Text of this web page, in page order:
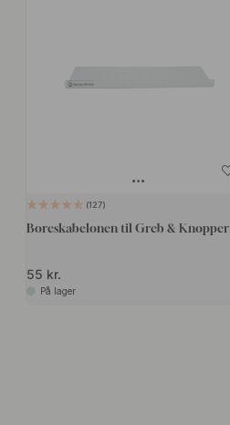
127
Boreskabelonen til Greb & Knopper
55 kr.
På lager